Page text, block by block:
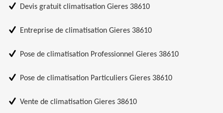
Devis gratuit climatisation Gieres 38610
Entreprise de climatisation Gieres 38610
Pose de climatisation Professionnel Gieres 38610
Pose de climatisation Particuliers Gieres 38610
Vente de climatisation Gieres 38610